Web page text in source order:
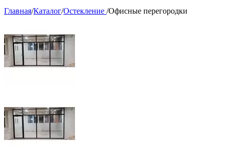
Главная/Каталог/Остекление /Офисные перегородки